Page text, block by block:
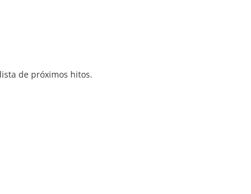
de próximos hitos.